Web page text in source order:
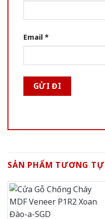
Email *
SẢN PHẨM TƯƠNG TỰ